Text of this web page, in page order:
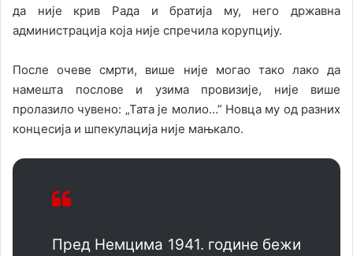
да није крив Рада и братија му, него државна
администрација која није спречила корупцију.
После очеве смрти, више није могао тако лако да
намешта послове и узима провизије, није више
пролазило чувено: „Тата је молио…” Новца му од разних
концесија и шпекулација није мањкало.
Пред Немцима 1941. године бежи